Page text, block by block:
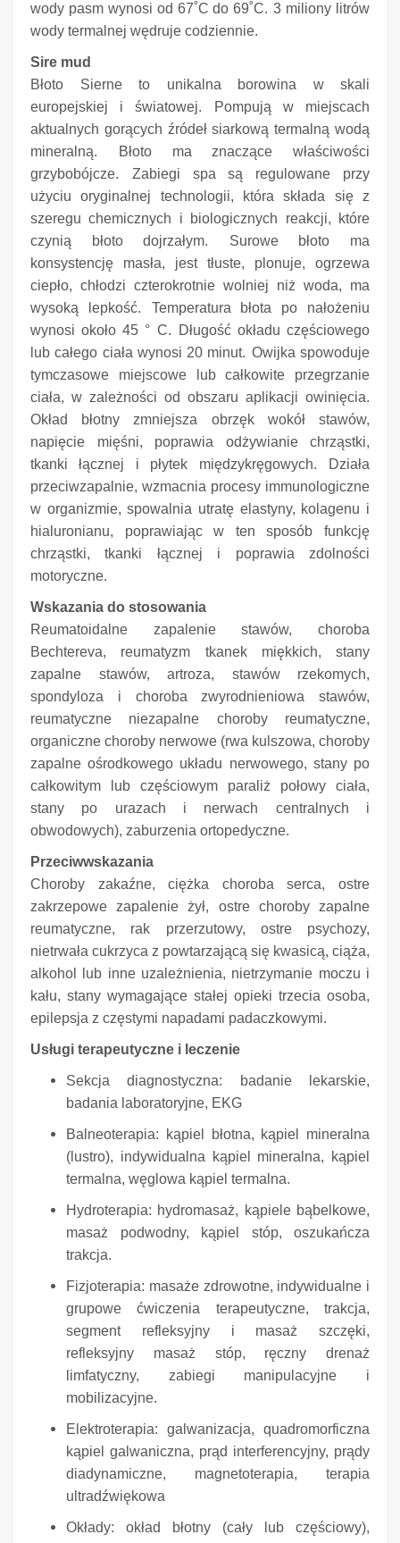
wody pasm wynosi od 67˚C do 69˚C. 3 miliony litrów
wody termalnej wędruje codziennie.
Sire mud
Błoto Sierne to unikalna borowina w skali
europejskiej i światowej.
Pompują w miejscach
aktualnych gorących źródeł siarkową termalną wodą
mineralną.
Błoto ma znaczące właściwości
grzybobójcze.
Zabiegi spa są regulowane przy
użyciu oryginalnej technologii, która składa się z
szeregu chemicznych i biologicznych reakcji, które
czynią błoto dojrzałym.
Surowe błoto ma
konsystencję masła, jest tłuste, plonuje, ogrzewa
ciepło, chłodzi czterokrotnie wolniej niż woda, ma
wysoką lepkość.
Temperatura błota po nałożeniu
wynosi około 45 ° C.
Długość okładu częściowego
lub całego ciała wynosi 20 minut. Owijka spowoduje
tymczasowe miejscowe lub całkowite przegrzanie
ciała, w zależności od obszaru aplikacji owinięcia.
Okład błotny zmniejsza obrzęk wokół stawów,
napięcie mięśni, poprawia odżywianie chrząstki,
tkanki łącznej i płytek międzykręgowych.
Działa
przeciwzapalnie, wzmacnia procesy immunologiczne
w organizmie, spowalnia utratę elastyny, kolagenu i
hialuronianu, poprawiając w ten sposób funkcję
chrząstki, tkanki łącznej i poprawia zdolności
motoryczne.
Wskazania do stosowania
Reumatoidalne zapalenie stawów, choroba
Bechtereva, reumatyzm tkanek miękkich, stany
zapalne stawów, artroza, stawów rzekomych,
spondyloza i choroba zwyrodnieniowa stawów,
reumatyczne niezapalne choroby reumatyczne,
organiczne choroby nerwowe (rwa kulszowa, choroby
zapalne ośrodkowego układu nerwowego, stany po
całkowitym lub częściowym paraliż połowy ciała,
stany po urazach i nerwach centralnych i
obwodowych), zaburzenia ortopedyczne.
Przeciwwskazania
Choroby zakaźne, ciężka choroba serca, ostre
zakrzepowe zapalenie żył, ostre choroby zapalne
reumatyczne, rak przerzutowy, ostre psychozy,
nietrwała cukrzyca z powtarzającą się kwasicą, ciąża,
alkohol lub inne uzależnienia, nietrzymanie moczu i
kału, stany wymagające stałej opieki trzecia osoba,
epilepsja z częstymi napadami padaczkowymi.
Usługi terapeutyczne i leczenie
Sekcja diagnostyczna: badanie lekarskie,
badania laboratoryjne, EKG
Balneoterapia: kąpiel błotna, kąpiel mineralna
(lustro), indywidualna kąpiel mineralna, kąpiel
termalna, węglowa kąpiel termalna.
Hydroterapia: hydromasaż, kąpiele bąbelkowe,
masaż podwodny, kąpiel stóp, oszukańcza
trakcja.
Fizjoterapia: masaże zdrowotne, indywidualne i
grupowe ćwiczenia terapeutyczne, trakcja,
segment refleksyjny i masaż szczęki,
refleksyjny masaż stóp, ręczny drenaż
limfatyczny, zabiegi manipulacyjne i
mobilizacyjne.
Elektroterapia: galwanizacja, quadromorficzna
kąpiel galwaniczna, prąd interferencyjny, prądy
diadynamiczne, magnetoterapia, terapia
ultradźwiękowa
Okłady: okład błotny (cały lub częściowy),